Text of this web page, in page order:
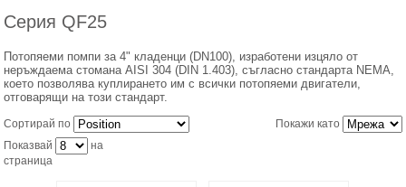
ПОТОПЯЕМИ ДВИГАТЕЛИ (57)
СОЛАРНИ ПОМПИ (0)
ЦЕНТРОБЕЖНИ ПОМПИ (3)
ХИДРОФОРНИ СЪДОВЕ (0)
Серия QF25
Потопяеми помпи за 4" кладенци (DN100), изработени изцяло от
неръждаема стомана AISI 304 (DIN 1.403), съгласно стандарта NEMA,
което позволява куплирането им с всички потопяеми двигатели,
отговарящи на този стандарт.
Покажи като
Сортирай по
Показвай
на
страница